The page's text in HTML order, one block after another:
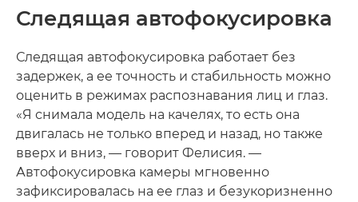
Следящая автофокусировка
Следящая автофокусировка работает без
задержек, а ее точность и стабильность можно
оценить в режимах распознавания лиц и глаз.
«Я снимала модель на качелях, то есть она
двигалась не только вперед и назад, но также
вверх и вниз, — говорит Фелисия. —
Автофокусировка камеры мгновенно
зафиксировалась на ее глаз и безукоризненно